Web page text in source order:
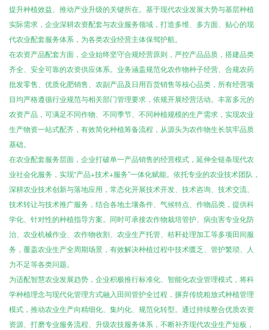
提升种植效益、推动产业升级的关键所在。基于现代农业发展大势与基层种植
实际需求，企业深耕农资配套与农业服务领域，打造多维、多方面、贴心的现
代农业配套服务体系，为各类农业经营主体保驾护航。
在农资产品配套方面，企业始终坚守合规经营原则，严控产品品质，搭建品类
齐全、安全可靠的农资供应体系。业务涵盖规范化农作物种子经营、合规农药
批发零售、优质化肥销售、农副产品及日用百货销售等核心品类，所有经营项
目均严格遵循行业规范与相关部门管理要求，依规开展经营活动。丰富多元的
农资产品，可满足不同作物、不同季节、不同种植规模的生产需求，实现农业
生产物资一站式配齐，有效简化种植筹备流程，从源头为农作物生长筑牢品质
基础。
在农业配套服务层面，企业打破单一产品销售的经营模式，延伸全链条现代农
业社会化服务，实现“产品+技术+服务”一体化赋能。依托专业的农业技术团队，
深耕农业技术创新与落地应用，常态化开展技术开发、技术咨询、技术交流、
技术转让与技术推广服务，结合各地土壤条件、气候特点、作物品类，提供科
学化、针对性的种植指导方案。同时可承接农作物栽培管护、病虫害专业化防
治、农业机械作业、农作物收割、农业生产托管、秸秆处理加工等多项田间服
务，覆盖农业生产全周期场景，有效解决种植过程中技术匮乏、管护繁琐、人
力不足等各类问题。
为适配智慧农业发展趋势，企业积极推行标准化、智能化农业管理模式，将科
学种植理念与现代化管理方式融入田间管护全过程，摒弃传统粗放式种植管理
模式，推动农业生产向精细化、集约化、规范化转型。通过持续整合优质农资
资源、打磨专业服务流程、升级农技服务体系，不断补齐现代农业生产短板，